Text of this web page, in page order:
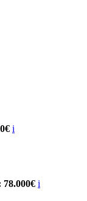
i
78.000€ i